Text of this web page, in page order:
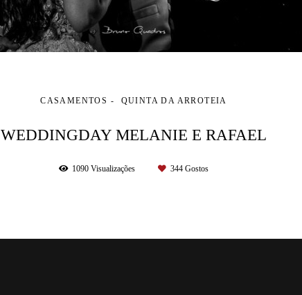
CASAMENTOS QUINTA DA ARROTEIA
WEDDINGDAY MELANIE E RAFAEL
1090 Visualizações 344 Gostos